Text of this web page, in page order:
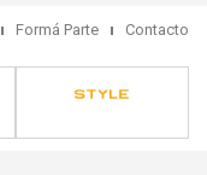
Formá Parte Contacto